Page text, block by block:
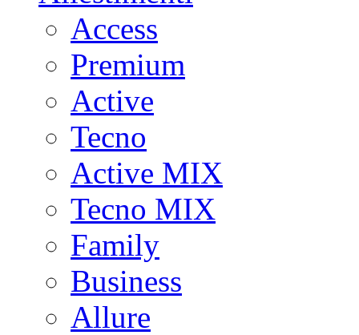
Access
Premium
Active
Tecno
Active MIX
Tecno MIX
Family
Business
Allure